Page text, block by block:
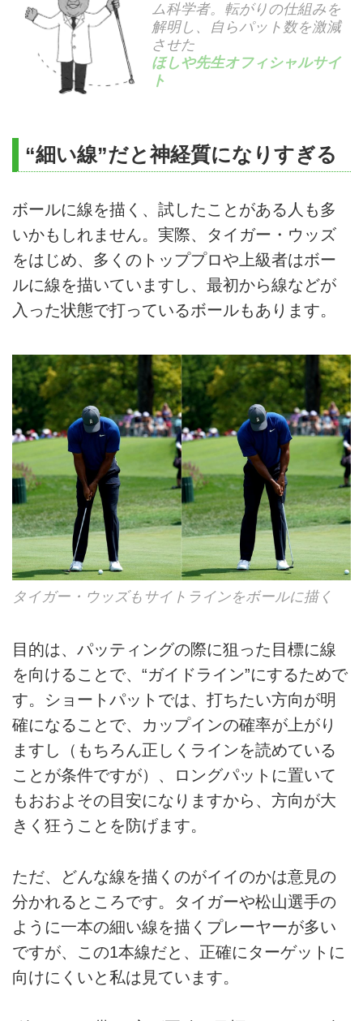
ム科学者。転がりの仕組みを
解明し、自らパット数を激減
させた
ほしや先生オフィシャルサイ
ト
“細い線”だと神経質になりすぎる
ボールに線を描く、試したことがある人も多
いかもしれません。実際、タイガー・ウッズ
をはじめ、多くのトッププロや上級者はボー
ルに線を描いていますし、最初から線などが
入った状態で打っているボールもあります。
タイガー・ウッズもサイトラインをボールに描く
目的は、パッティングの際に狙った目標に線
を向けることで、“ガイドライン”にするためで
す。ショートパットでは、打ちたい方向が明
確になることで、カップインの確率が上がり
ますし（もちろん正しくラインを読めている
ことが条件ですが）、ロングパットに置いて
もおおよその目安になりますから、方向が大
きく狂うことを防げます。
ただ、どんな線を描くのがイイのかは意見の
分かれるところです。タイガーや松山選手の
ように一本の細い線を描くプレーヤーが多い
ですが、この1本線だと、正確にターゲットに
向けにくいと私は見ています。